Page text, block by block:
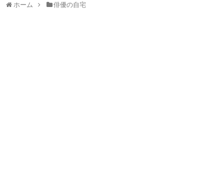
ホーム 俳優の自宅